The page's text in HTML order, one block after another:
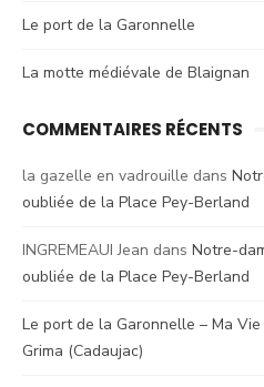
Le port de la Garonnelle
La motte médiévale de Blaignan
COMMENTAIRES RÉCENTS
la gazelle en vadrouille dans
oubliée de la Place Pey-Berland
INGREMEAUI Jean dans Notre-
oubliée de la Place Pey-Berland
Le port de la Garonnelle – Ma
Grima (Cadaujac)